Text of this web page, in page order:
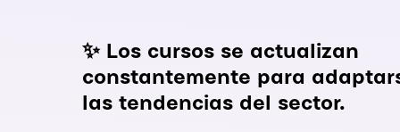
✨ Los cursos se actualizan
constantemente para
las tendencias del sector.